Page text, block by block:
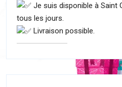
Je suis disponible à Saint
tous les jours.
Livraison possible.